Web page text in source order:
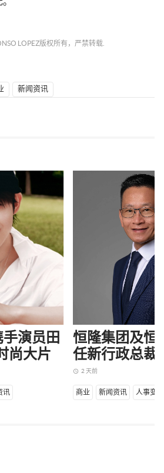
LOPEZ版权所有，严禁转载.
新闻资讯
手演员田
尚大片
讯
恒隆集团及恒
任新行政总裁
access_time 2 天前
商业 新闻资讯 人事变动